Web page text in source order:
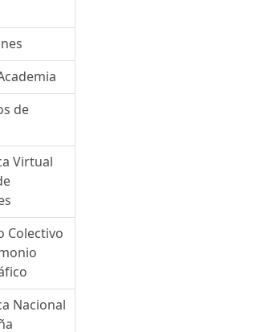
de
Virtual
Colectivo
Nacional